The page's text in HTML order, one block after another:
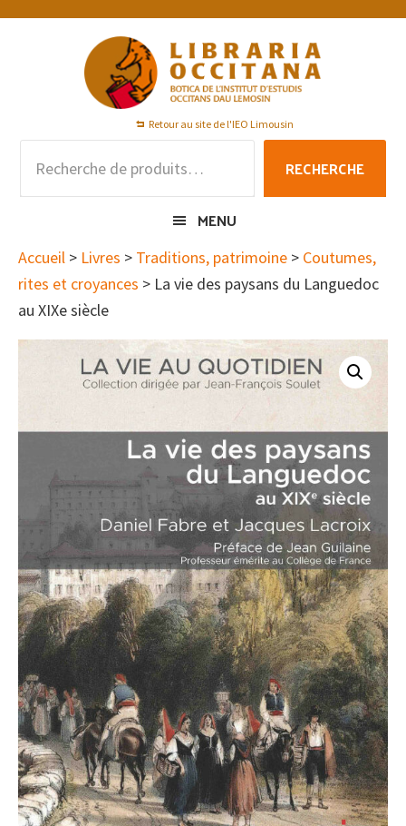
Passer
Passer
Passer
Retour au site de l'IEO Limousin
pour :
RECHERCHE
MENU
Accueil > Livres > Traditions, patrimoine > Coutumes,
rites et croyances > La vie des paysans du Languedoc
au XIXe siècle